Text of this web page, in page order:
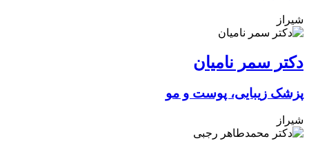
شیراز
دکتر سمر نامیان
پزشک زیبایی، پوست و مو
شیراز